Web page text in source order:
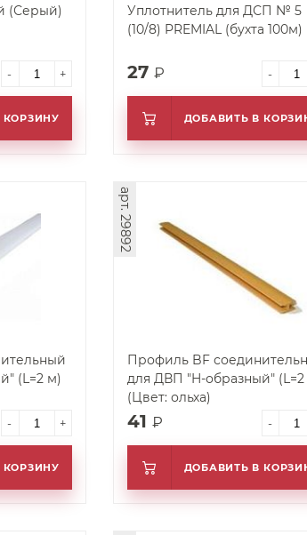
(Серый)
- +
КОРЗИНУ
Уплотнитель для ДСП № 5
(10/8) PREMIAL (бухта 100м)
27 ₽ -
ДОБАВИТЬ В
- +
КОРЗИНУ
Профиль BF
для ДВП "H-образный" (L=2 м)
(Цвет: ольха)
арт. 29892
41 ₽ -
ДОБАВИТЬ В